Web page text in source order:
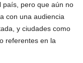
país, pero que aún no
con una audiencia
y ciudades como
referentes en la